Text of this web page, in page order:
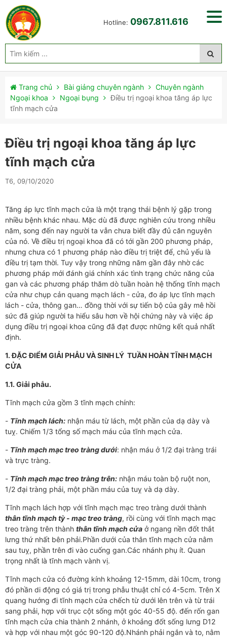
Hotline: 0967.811.616
Trang chủ Bài giảng chuyên ngành
Chuyên ngành
Ngoại khoa
Ngoại bụng
Điều trị ngoại khoa tăng áp lực
tĩnh mạch cửa
Điều trị ngoại khoa tăng áp lực
tĩnh mạch cửa
T6, 09/10/2020
Tăng áp lực tĩnh mạch cửa là một trạng thái bệnh lý gặp trong
nhiều bệnh khác nhau. Mặc dù đã được nghiên cứu trong nhiều
năm, song đến nay người ta vẫn chưa biết đầy đủ căn nguyên
của nó. Về điều trị ngoại khoa đã có tới gần 200 phương pháp,
nhưng chưa có 1 phương pháp nào điều trị triệt để, chủ yếu là
điều trị tạm thời. Tuy vậy trong những năm gần đây nhờ các
phương pháp mới đánh giá chính xác tình trạng chức năng của
gan và các phương pháp thăm dò tuần hoàn hệ thống tĩnh mạch
cửa như chụp cản quang mạch lách - cửa, đo áp lực tĩnh mạch
lách - cửa, thông gan… đồng thời với sự tiến bộ của gây mê hồi
sức đã giúp người ta hiểu sâu hơn về hội chứng này và việc áp
dụng điều trị ngoại khoa cũng đã đạt được những kết quả nhất
định.
1. ĐẶC ĐIỂM GIẢI PHẪU VÀ SINH LÝ TUẦN HOÀN TĨNH MẠCH
CỬA
1.1. Giải phẫu.
Tĩnh mạch cửa gồm 3 tĩnh mạch chính:
- Tĩnh mạch lách: nhận máu từ lách, một phần của dạ dày và
tuỵ. Chiếm 1/3 tổng số mạch máu của tĩnh mạch cửa.
- Tĩnh mạch mạc treo tràng dưới: nhận máu ở 1/2 đại tràng trái
và trực tràng.
- Tĩnh mạch mạc treo tràng trên: nhận máu toàn bộ ruột non,
1/2 đại tràng phải, một phần máu của tuỵ và dạ dày.
Tĩnh mạch lách hợp với tĩnh mạch mạc treo tràng dưới thành
thân tĩnh mạch tỳ- mạc treo tràng, rồi cùng với tĩnh mạch mạc
treo tràng trên thành thân tĩnh mạch cửa ở ngang nền đốt thắt
lưng thứ nhất bên phải.Phần dưới của thân tĩnh mạch cửa nằm
sau tuỵ, phần trên đi vào cuống gan.Các nhánh phụ ít. Quan
trọng nhất là tĩnh mạch vành vị.
Tĩnh mạch cửa có đường kính khoảng 12-15mm, dài 10cm, trong
đó phần di động có giá trị trong phẫu thuật chỉ có 4-5cm. Trên X
quang hướng đi tĩnh mạch cửa chếch từ dưới lên trên và từ trái
sang phải, hợp với trục cột sống một góc 40-55 độ. đến rốn gan
tĩnh mạch cửa chia thành 2 nhánh, ở khoảng đốt sống lưng D12
và hợp với nhau một góc 90-120 độ.Nhánh phải ngắn và to, nằm